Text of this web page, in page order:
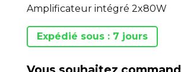
Amplificateur intégré 2x80W
Expédié sous : 7 jours